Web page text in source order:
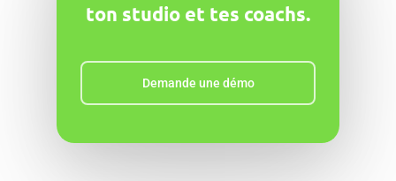
ton studio et tes coachs.
Demande une démo